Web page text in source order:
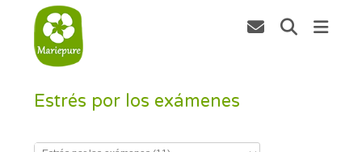
Estrés por los exámenes